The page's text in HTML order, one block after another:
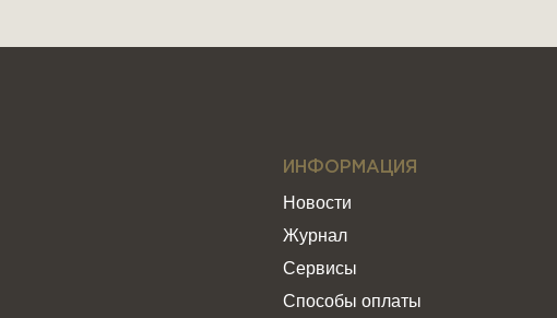
ИНФОРМАЦИЯ
Новости
Журнал
Сервисы
Способы оплаты